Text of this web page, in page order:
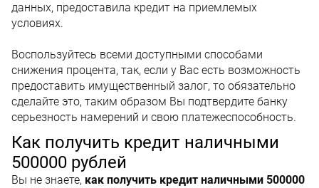
данных, предоставила кредит на приемлемых
условиях.
Воспользуйтесь всеми доступными способами
снижения процента, так, если у Вас есть возможность
предоставить имущественный залог, то обязательно
сделайте это, таким образом Вы подтвердите банку
серьезность намерений и свою платежеспособность.
Как получить кредит наличными
500000 рублей
Вы не знаете, как получить кредит наличными 500000